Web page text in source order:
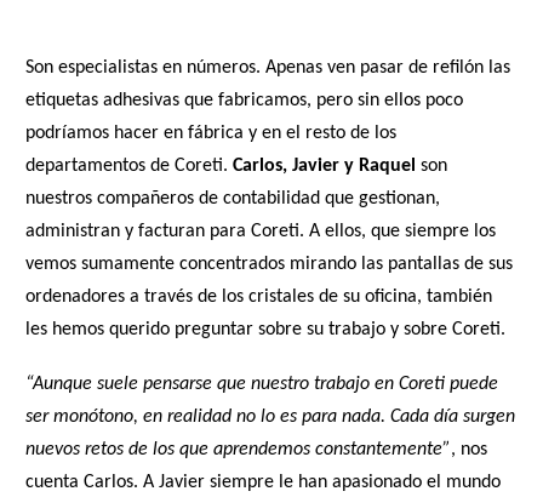
Son especialistas en números. Apenas ven pasar de refilón las
etiquetas adhesivas que fabricamos, pero sin ellos poco
podríamos hacer en fábrica y en el resto de los
departamentos de Coreti. Carlos, Javier y Raquel son
nuestros compañeros de contabilidad que gestionan,
administran y facturan para Coreti. A ellos, que siempre los
vemos sumamente concentrados mirando las pantallas de sus
ordenadores a través de los cristales de su oficina, también
les hemos querido preguntar sobre su trabajo y sobre Coreti.
“Aunque suele pensarse que nuestro trabajo en Coreti puede
ser monótono, en realidad no lo es para nada. Cada día surgen
nuevos retos de los que aprendemos constantemente”, nos
cuenta Carlos. A Javier siempre le han apasionado el mundo